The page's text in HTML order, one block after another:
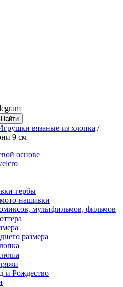
вязаные из хлопка /
9 см
основе
гербы
нашивки
мультфильмов, фильмов
размера
и Рождество